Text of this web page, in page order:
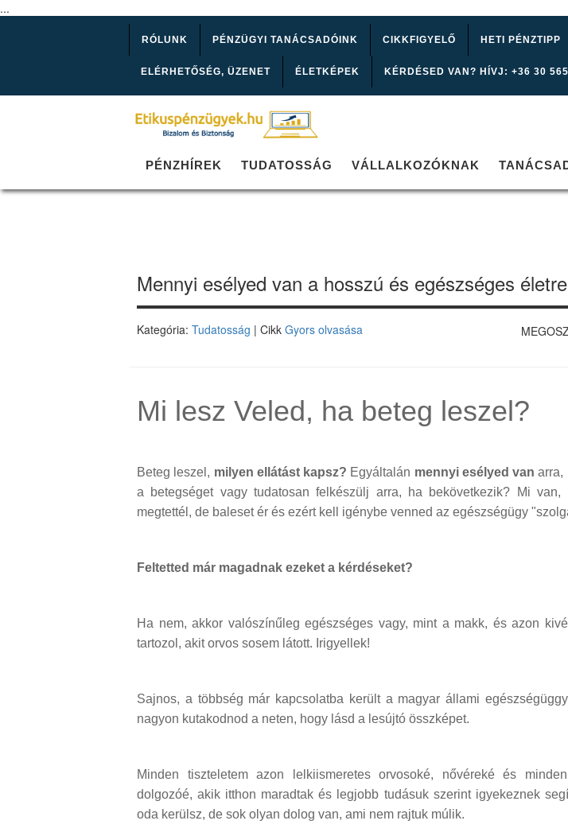
...
RÓLUNK PÉNZÜGYI TANÁCSADÓINK CIKKFIGYELŐ HETI PÉNZTIPP
ELÉRHETŐSÉG, ÜZENET ÉLETKÉPEK KÉRDÉSED VAN? HÍVJ: +36 30
PÉNZHÍREK TUDATOSSÁG VÁLLALKOZÓKNAK
Mennyi esélyed van a hosszú és egészséges
Kategória: Tudatosság | Cikk Gyors olvasása
Mi lesz Veled, ha beteg leszel?
Beteg leszel, milyen ellátást kapsz? Egyáltalán mennyi esélyed van arra,
a betegséget vagy tudatosan felkészülj arra, ha bekövetkezik? Mi van,
megtettél, de baleset ér és ezért kell igénybe venned az egészségügy
Feltetted már magadnak ezeket a kérdéseket?
Ha nem, akkor valószínűleg egészséges vagy, mint a makk, és azon
tartozol, akit orvos sosem látott. Irigyellek!
Sajnos, a többség már kapcsolatba került a magyar állami
nagyon kutakodnod a neten, hogy lásd a lesújtó összképet.
Minden tiszteletem azon lelkiismeretes orvosoké, nővéreké és
dolgozóé, akik itthon maradtak és legjobb tudásuk szerint igyekeznek
oda kerülsz, de sok olyan dolog van, ami nem rajtuk múlik.